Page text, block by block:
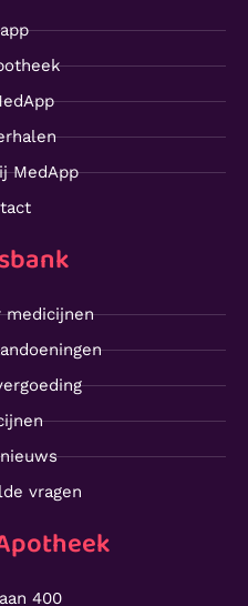
MedApp
medicijnen
vragen
400